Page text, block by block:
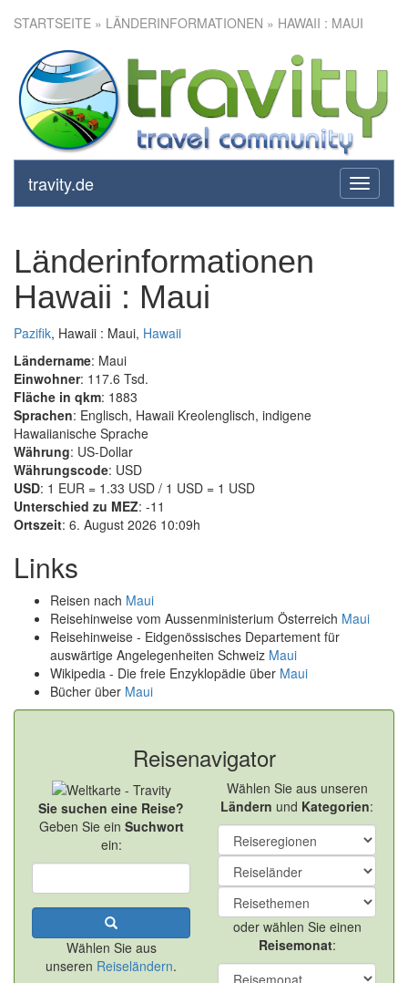
STARTSEITE » LÄNDERINFORMATIONEN » HAWAII : MAUI
toggle
travity.de
Länderinformationen
Hawaii : Maui
Pazifik, Hawaii : Maui, Hawaii
Ländername: Maui
Einwohner: 117.6 Tsd.
Fläche in qkm: 1883
Sprachen: Englisch, Hawaii Kreolenglisch, indigene
Hawaiianische Sprache
Währung: US-Dollar
Währungscode: USD
USD: 1 EUR = 1.33 USD / 1 USD = 1 USD
Unterschied zu MEZ: -11
Ortszeit: 6. August 2026 10:09h
Links
Reisen nach Maui
Reisehinweise vom Aussenministerium Österreich Maui
Reisehinweise - Eidgenössisches Departement für
auswärtige Angelegenheiten Schweiz Maui
Wikipedia - Die freie Enzyklopädie über Maui
Bücher über Maui
Reisenavigator
Sie suchen eine Reise?
Geben Sie ein Suchwort
ein:
Wählen Sie aus
unseren Reiseländern.
Wählen Sie aus unseren
Ländern und Kategorien:
oder wählen Sie einen
Reisemonat: